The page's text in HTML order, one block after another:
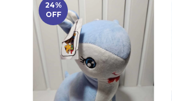
24%
OFF